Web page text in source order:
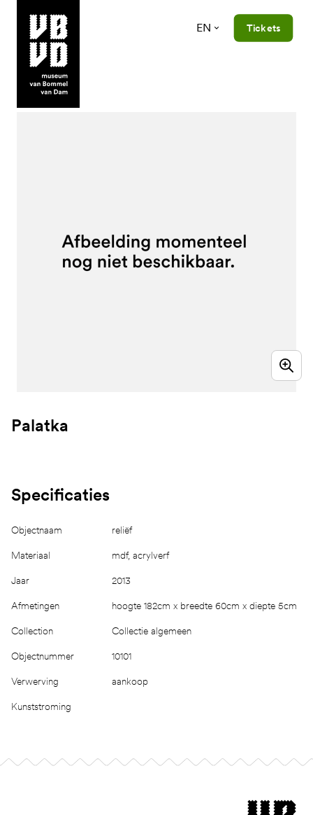
museum van Bommel van Dam
EN Tickets
Palatka
Specificaties
Objectnaam reliëf
Materiaal mdf, acrylverf
Jaar 2013
Afmetingen hoogte 182cm x breedte 60cm x diepte 5cm
Collection Collectie algemeen
Objectnummer 10101
Verwerving aankoop
Kunststroming
museum van